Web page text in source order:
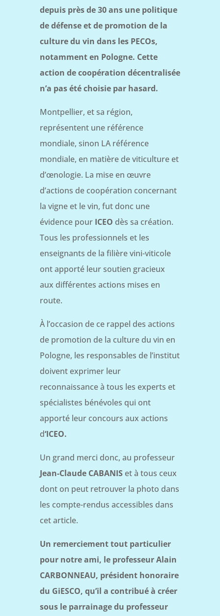
depuis près de 30 ans une politique
de défense et de promotion de la
culture du vin dans les PECOs,
notamment en Pologne. Cette
action de coopération décentralisée
n’a pas été choisie par hasard.
Montpellier, et sa région,
représentent une référence
mondiale, sinon LA référence
mondiale, en matière de viticulture et
d’œnologie. La mise en œuvre
d’actions de coopération concernant
la vigne et le vin, fut donc une
évidence pour ICEO dès sa création.
Tous les professionnels et les
enseignants de la filière vini-viticole
ont apporté leur soutien gracieux
aux différentes actions mises en
route.
À l’occasion de ce rappel des actions
de promotion de la culture du vin en
Pologne, les responsables de l’institut
doivent exprimer leur
reconnaissance à tous les experts et
spécialistes bénévoles qui ont
apporté leur concours aux actions
d‘ICEO.
Un grand merci donc, au professeur
Jean-Claude CABANISet à tous ceux
dont on peut retrouver la photo dans
les compte-rendus accessibles dans
cet article.
Un remerciement tout particulier
pour notre ami, le professeur Alain
CARBONNEAU, président honoraire
du GiESCO, qu’il a contribué à créer
sous le parrainage du professeur